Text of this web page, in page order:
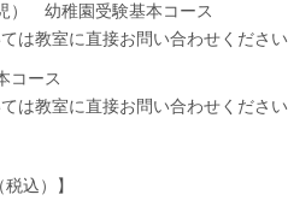
） 幼稚園受験基本コース
は教室に直接お問い合わせください
コース
は教室に直接お問い合わせください
込）】